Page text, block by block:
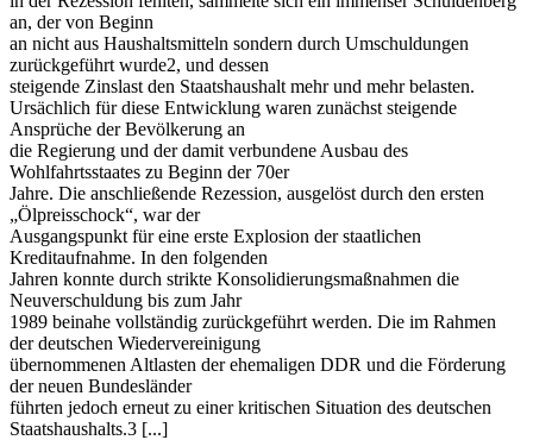
an, der von Beginn
an nicht aus Haushaltsmitteln sondern durch Umschuldungen
zurückgeführt wurde2, und dessen
steigende Zinslast den Staatshaushalt mehr und mehr belasten.
Ursächlich für diese Entwicklung waren zunächst steigende
Ansprüche der Bevölkerung an
die Regierung und der damit verbundene Ausbau des
Wohlfahrtsstaates zu Beginn der 70er
Jahre. Die anschließende Rezession, ausgelöst durch den ersten
„Ölpreisschock“, war der
Ausgangspunkt für eine erste Explosion der staatlichen
Kreditaufnahme. In den folgenden
Jahren konnte durch strikte Konsolidierungsmaßnahmen die
Neuverschuldung bis zum Jahr
1989 beinahe vollständig zurückgeführt werden. Die im Rahmen
der deutschen Wiedervereinigung
übernommenen Altlasten der ehemaligen DDR und die Förderung
der neuen Bundesländer
führten jedoch erneut zu einer kritischen Situation des deutschen
Staatshaushalts.3 [...]